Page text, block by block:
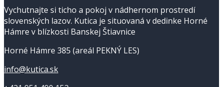
Vychutnajte si ticho a pokoj v nádhernom prostredí
slovenských lazov. Kutica je situovaná v dedinke Horné
Hámre v blízkosti Banskej Štiavnice
Horné Hámre 385 (areál PEKNÝ LES)
info@kutica.sk